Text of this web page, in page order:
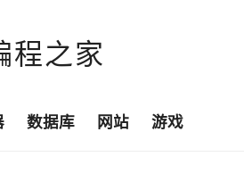
程之家
数据库 网站 游戏